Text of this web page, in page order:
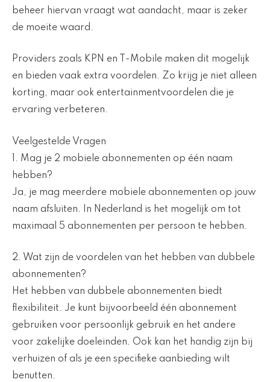
beheer hiervan vraagt wat aandacht, maar is zeker
de moeite waard.
Providers zoals KPN en T-Mobile maken dit mogelijk
en bieden vaak extra voordelen. Zo krijg je niet alleen
korting, maar ook entertainmentvoordelen die je
ervaring verbeteren.
Veelgestelde Vragen
1. Mag je 2 mobiele abonnementen op één naam
hebben?
Ja, je mag meerdere mobiele abonnementen op jouw
naam afsluiten. In Nederland is het mogelijk om tot
maximaal 5 abonnementen per persoon te hebben.
2. Wat zijn de voordelen van het hebben van dubbele
abonnementen?
Het hebben van dubbele abonnementen biedt
flexibiliteit. Je kunt bijvoorbeeld één abonnement
gebruiken voor persoonlijk gebruik en het andere
voor zakelijke doeleinden. Ook kan het handig zijn bij
verhuizen of als je een specifieke aanbieding wilt
benutten.